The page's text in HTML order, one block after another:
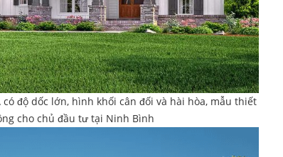
độ dốc lớn, hình khối cân đối và hài hòa, mẫu thiết
cho chủ đầu tư tại Ninh Bình